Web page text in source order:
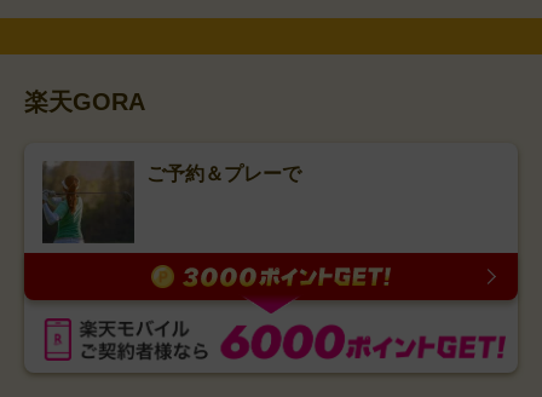
楽天GORA
ご予約＆プレーで